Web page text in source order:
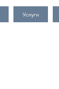
Услуги